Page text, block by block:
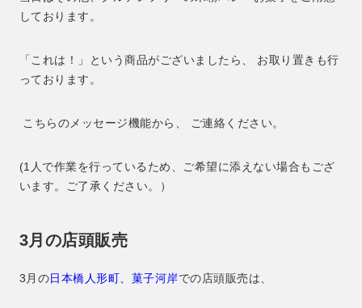
しております。
「これは！」という商品がございましたら、 お取り置きも行
っております。
こちらのメッセージ機能から、 ご連絡ください。
(1人で作業を行っているため、ご希望に添えない場合もござ
います。ご了承ください。）
3月の店頭販売
3月の日本橋人形町、菓子河岸での店頭販売は、